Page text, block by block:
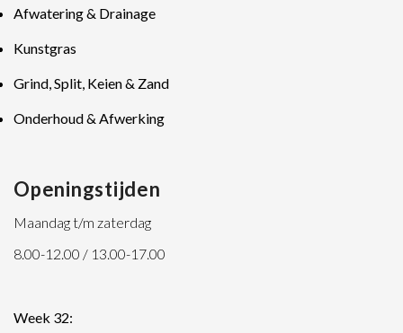
Afwatering & Drainage
Kunstgras
Grind, Split, Keien & Zand
Onderhoud & Afwerking
Openingstijden
Maandag t/m zaterdag
8.00-12.00 / 13.00-17.00
Week 32: